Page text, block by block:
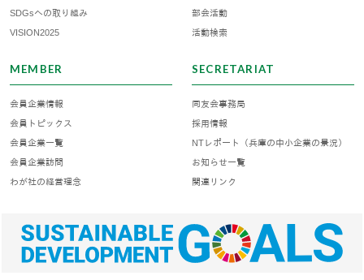
SDGsへの取り組み
部会活動
VISION2025
活動検索
MEMBER SECRETARIAT
会員企業情報
同友会事務局
会員トピックス
採用情報
会員企業一覧
NTレポート（兵庫の中小企業の景況）
会員企業訪問
お知らせ一覧
わが社の経営理念
関連リンク